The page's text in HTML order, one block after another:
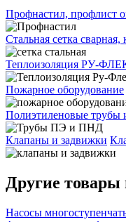
Профнастил, профлист
Стальная сетка
Теплоизоляция РУ-
Пожарное оборудование
Полиэтиленовые трубы
Клапаны и задвижки
Другие товары
Насосы